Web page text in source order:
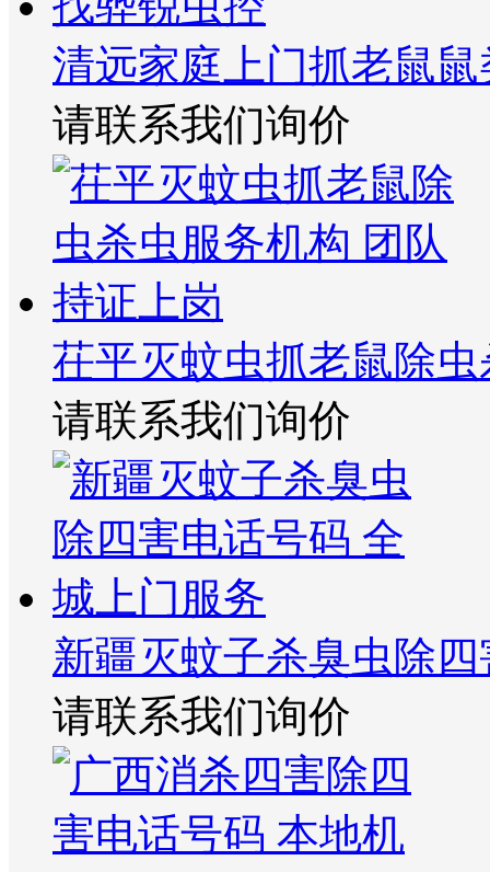
清远家庭上门抓老鼠
请联系我们询价
茌平灭蚊虫抓老鼠除
请联系我们询价
新疆灭蚊子杀臭虫除
请联系我们询价